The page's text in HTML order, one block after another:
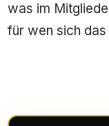
was im
für wen sich